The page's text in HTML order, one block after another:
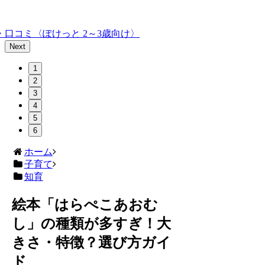
コミ〈ぽけっと 2～3歳向け〉
Next
1
2
3
4
5
6
ホーム
子育て
知育
絵本「はらぺこあおむ
し」の種類が多すぎ！大
きさ・特徴？選び方ガイ
ド